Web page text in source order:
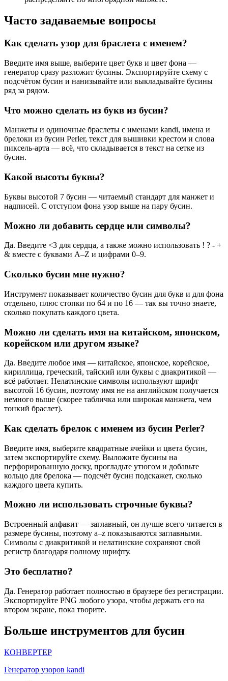
Часто задаваемые вопросы
Как сделать узор для браслета с именем?
Введите имя выше, выберите цвет букв и цвет фона —
генератор сразу разложит бусины. Экспортируйте схему с
подсчётом бусин и нанизывайте или выкладывайте бусины
ряд за рядом.
Что можно сделать из букв из бусин?
Манжеты и одиночные браслеты с именами kandi, имена и
брелоки из бусин Perler, текст для вышивки крестом и слова
пиксель-арта — всё, что складывается в текст на сетке из
бусин.
Какой высоты буквы?
Буквы высотой 7 бусин — читаемый стандарт для манжет и
надписей. С отступом фона узор выше на пару бусин.
Можно ли добавить сердце или символы?
Да. Введите <3 для сердца, а также можно использовать ! ? - +
& вместе с буквами A–Z и цифрами 0–9.
Сколько бусин мне нужно?
Инструмент показывает количество бусин для букв и для фона
отдельно, плюс стопки по 64 и по 16 — так вы точно знаете,
сколько покупать каждого цвета.
Можно ли сделать имя на китайском, японском,
корейском или другом языке?
Да. Введите любое имя — китайское, японское, корейское,
кириллица, греческий, тайский или буквы с диакритикой —
всё работает. Нелатинские символы используют шрифт
высотой 16 бусин, поэтому имя не на английском получается
немного выше (скорее табличка или широкая манжета, чем
тонкий браслет).
Как сделать брелок с именем из бусин Perler?
Введите имя, выберите квадратные ячейки и цвета бусин,
затем экспортируйте схему. Выложите бусины на
перфорированную доску, прогладьте утюгом и добавьте
кольцо для брелока — подсчёт бусин подскажет, сколько
каждого цвета купить.
Можно ли использовать строчные буквы?
Встроенный алфавит — заглавный, он лучше всего читается в
размере бусины, поэтому a–z показываются заглавными.
Символы с диакритикой и нелатинские сохраняют свой
регистр благодаря полному шрифту.
Это бесплатно?
Да. Генератор работает полностью в браузере без регистрации.
Экспортируйте PNG любого узора, чтобы держать его на
втором экране, пока творите.
Больше инструментов для бусин
КОНВЕРТЕР
Генератор узоров kandi